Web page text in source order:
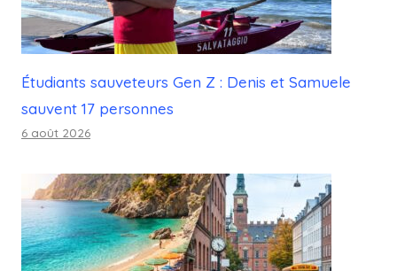
Étudiants sauveteurs Gen Z : Denis et Samuele
sauvent 17 personnes
6 août 2026